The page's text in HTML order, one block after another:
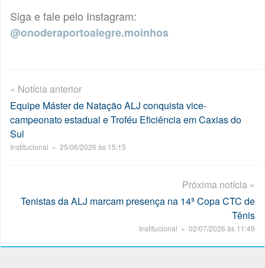
Siga e fale pelo Instagram:
@onoderaportoalegre.moinhos
« Notícia anterior
Equipe Máster de Natação ALJ conquista vice-
campeonato estadual e Troféu Eficiência em Caxias do
Sul
Institucional » 25/06/2026 às 15:15
Próxima notícia »
Tenistas da ALJ marcam presença na 14ª Copa CTC de
Tênis
Institucional » 02/07/2026 às 11:49